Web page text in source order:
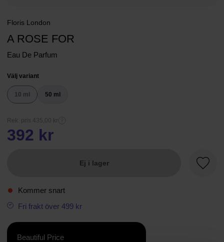
Floris London
A ROSE FOR
Eau De Parfum
Välj variant
10 ml 50 ml
Rek. pris 435,00 kr
392 kr
Ej i lager
Kommer snart
Fri frakt över 499 kr
Beautiful Price